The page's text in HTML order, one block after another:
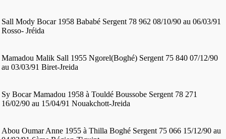
Sall Mody Bocar 1958 Bababé Sergent 78 962 08/10/90 au 06/03/91
Rosso- Jréida
Mamadou Malik Sall 1955 Ngorel(Boghé) Sergent 75 840 07/12/90
au 03/03/91 Biret-Jreida
Sy Bocar Mamadou 1958 à Touldé Boussobe Sergent 78 271
16/02/90 au 15/04/91 Nouakchott-Jreida
Abou Oumar Anne 1955 à Thilla Boghé Sergent 75 066 15/12/90 au